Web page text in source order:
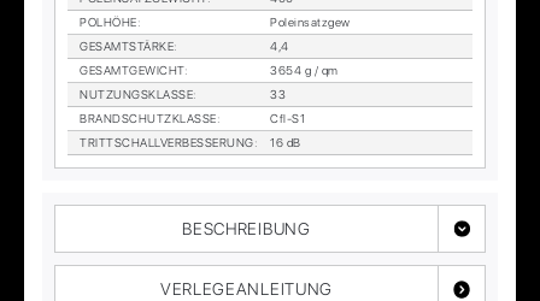
POL­HÖ­HE:
Pol­ein­satz­gew
GE­SAMT­STÄR­KE:
4,4
GE­SAMT­GE­WICHT:
3654 g / qm
NUT­ZUNGS­KLAS­SE:
33
BRAND­SCHUTZ­KLAS­SE:
Cfl-S1
TRITT­SCHALL­VER­BES­SE­RUNG: 16 dB
BESCHREIBUNG
VERLEGEANLEITUNG